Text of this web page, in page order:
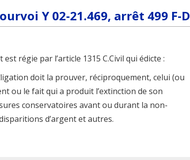
Y 02-21.469, arrêt 499 F-D
régie par l’article 1315 C.Civil qui édicte :
doit la prouver, réciproquement, celui (ou
ou le fait qui a produit l’extinction de son
conservatoires avant ou durant la non-
d’argent et autres.